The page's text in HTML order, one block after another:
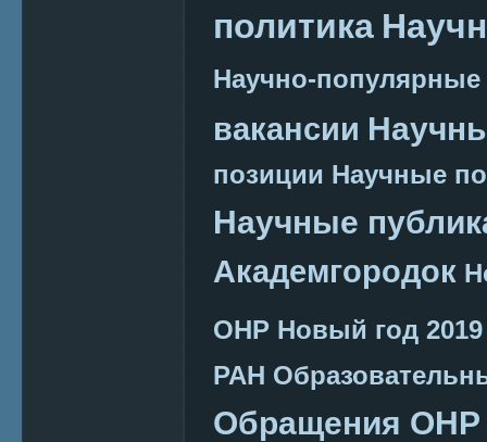
политика
Научно-
вакансии
позиции Научные
Научные
Академгородок
ОНР Новый год 2019
РАН
Обращения ОНР